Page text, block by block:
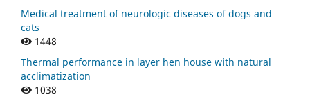
Medical treatment of neurologic diseases of dogs and
cats
1448
Thermal performance in layer hen house with natural
acclimatization
1038